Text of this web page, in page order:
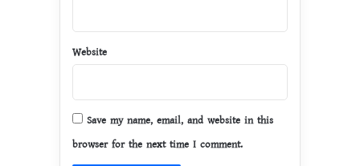
Website
Save my name, email, and website in this
browser for the next time I comment.